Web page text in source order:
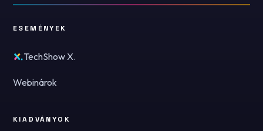
ESEMÉNYEK
TechShow X.
Webinárok
KIADVÁNYOK